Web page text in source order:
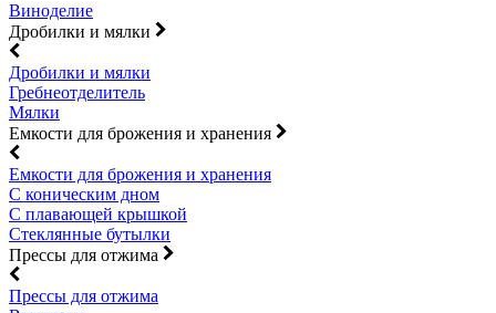
Виноделие
Дробилки и мялки
Дробилки и мялки
Гребнеотделитель
Мялки
Емкости для брожения и хранения
Емкости для брожения и хранения
С коническим дном
С плавающей крышкой
Стеклянные бутылки
Прессы для отжима
Прессы для отжима